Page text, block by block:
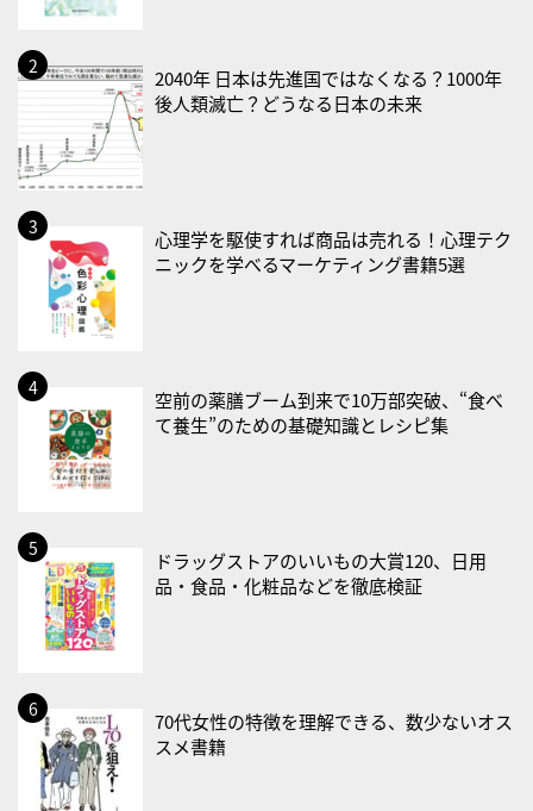
・禁煙の日
2026/08/23(日)
・不眠の日
・乳酸菌の日
2026/08/25(火)
・いたわり肌の日
2026/08/26(水)
・風呂の日
2026/08/29(土)
・筋肉強化の日
2026/08/30(日)
2026/08/31(月)
・菜の日
・血管内破砕術（IVL）の日
・がん征圧月間
・世界アルツハイマー月間
・健康増進普及月間
・歯ヂカラ探究月間
2040年 日本は先進国ではなくなる？1000年
後人類滅亡？どうなる日本の未来
心理学を駆使すれば商品は売れる！心理テク
ニックを学べるマーケティング書籍5選
空前の薬膳ブーム到来で10万部突破、“食べ
て養生”のための基礎知識とレシピ集
ドラッグストアのいいもの大賞120、日用
品・食品・化粧品などを徹底検証
70代女性の特徴を理解できる、数少ないオス
スメ書籍